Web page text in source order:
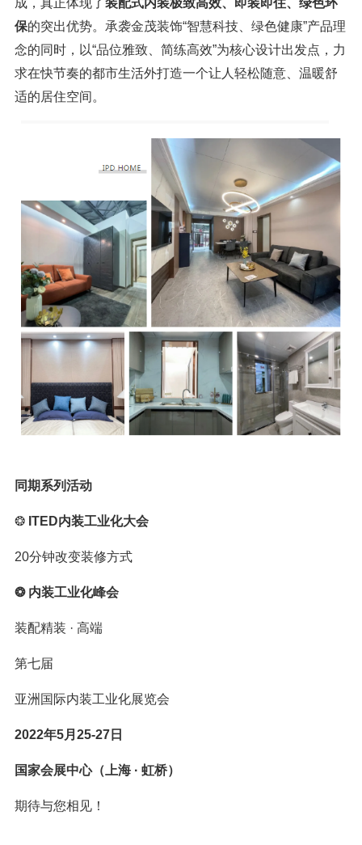
成，真正体现了装配式内装极致高效、即装即住、绿色环
保的突出优势。承袭金茂装饰“智慧科技、绿色健康”产品理
念的同时，以“品位雅致、简练高效”为核心设计出发点，力
求在快节奏的都市生活外打造一个让人轻松随意、温暖舒
适的居住空间。
同期系列活动
❂ ITED内装工业化大会
20分钟改变装修方式
❂ 内装工业化峰会
装配精装 · 高端
第七届
亚洲国际内装工业化展览会
2022年5月25-27日
国家会展中心（上海 · 虹桥）
期待与您相见！